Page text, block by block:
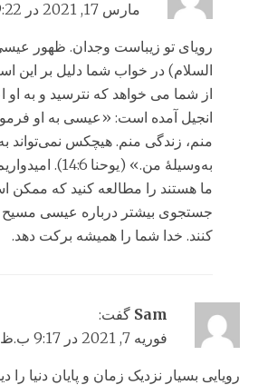
مارس 17, 2021 در 9:22 ق.ظ
رویای تو زیباست وجدان. ظهور
السلام) در خواب شما دلیل بر این
از شما می خواهد که نترسید و به او
انجیل آمده است: «عیسی به او
منم، زندگی منم. هيچكس نمی‌تواند
به‌وسیلهٔ من.»
ما هستند را مطالعه کنید که ممکن
جستجوی بیشتر درباره عیسی مسیح
کنند. خدا شما را همیشه برکت دهد.
Sam گفت:
فوریه 7, 2021 در 9:17 ب.ظ
رویایی بسیار نزدیک زمان و پایان دنیا را